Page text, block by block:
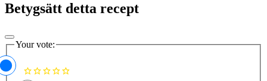
Betygsätt detta recept
Your vote: